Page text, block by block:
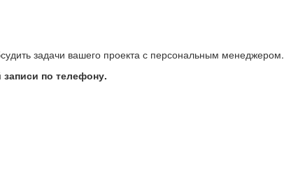
задачи вашего проекта с персональным менеджером.
по телефону.